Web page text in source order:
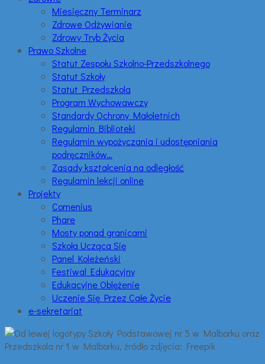
Miesięczny Terminarz
Zdrowe Odżywianie
Zdrowy Tryb Życia
Prawo Szkolne
Statut Zespołu Szkolno-Przedszkolnego
Statut Szkoły
Statut Przedszkola
Program Wychowawczy
Standardy Ochrony Małoletnich
Regulamin Biblioteki
Regulamin wypożyczania i udostępniania
podręczników…
Zasady kształcenia na odległość
Regulamin lekcji online
Projekty
Comenius
Phare
Mosty ponad granicami
Szkoła Ucząca Się
Panel Koleżeński
Festiwal Edukacyjny
Edukacyjne Oblężenie
Uczenie Się Przez Całe Życie
e-sekretariat